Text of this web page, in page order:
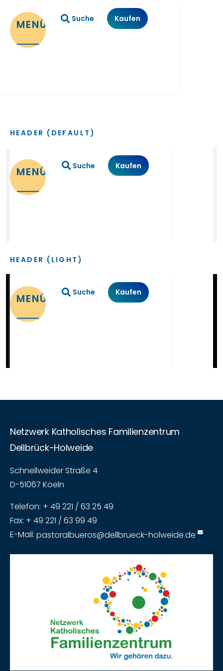
MENÜ Suche Kaufen
HEADER (DEFAULT)
MENÜ Suche Kaufen
HEADER (LIGHT)
MENÜ Suche Kaufen
Netzwerk Katholisches Familienzentrum
Dellbrück-Holweide
Schnellweider Straße 4
D-51067 Koeln
Telefon: + 49 221 / 63 25 49
Fax: + 49 221 / 63 99 49
E-Mail: pastoralbueros@dellbrueck-holweide.de